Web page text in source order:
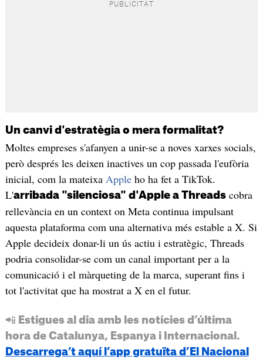
Un canvi d'estratègia o mera formalitat?
Moltes empreses s'afanyen a unir-se a noves xarxes socials,
però després les deixen inactives un cop passada l'eufòria
inicial, com la mateixa Appleho ha fet a TikTok.
L'arribada "silenciosa" d'Apple a Threadscobra
rellevància en un context on Meta continua impulsant
aquesta plataforma com una alternativa més estable a X. Si
Apple decideix donar-li un ús actiu i estratègic, Threads
podria consolidar-se com un canal important per a la
comunicació i el màrqueting de la marca, superant fins i
tot l'activitat que ha mostrat a X en el futur.
📲 Estigues al dia amb les notícies d’última
hora de Catalunya, Espanya i Internacional.
Descarrega’t aquí l’app gratuïta d’El Nacional